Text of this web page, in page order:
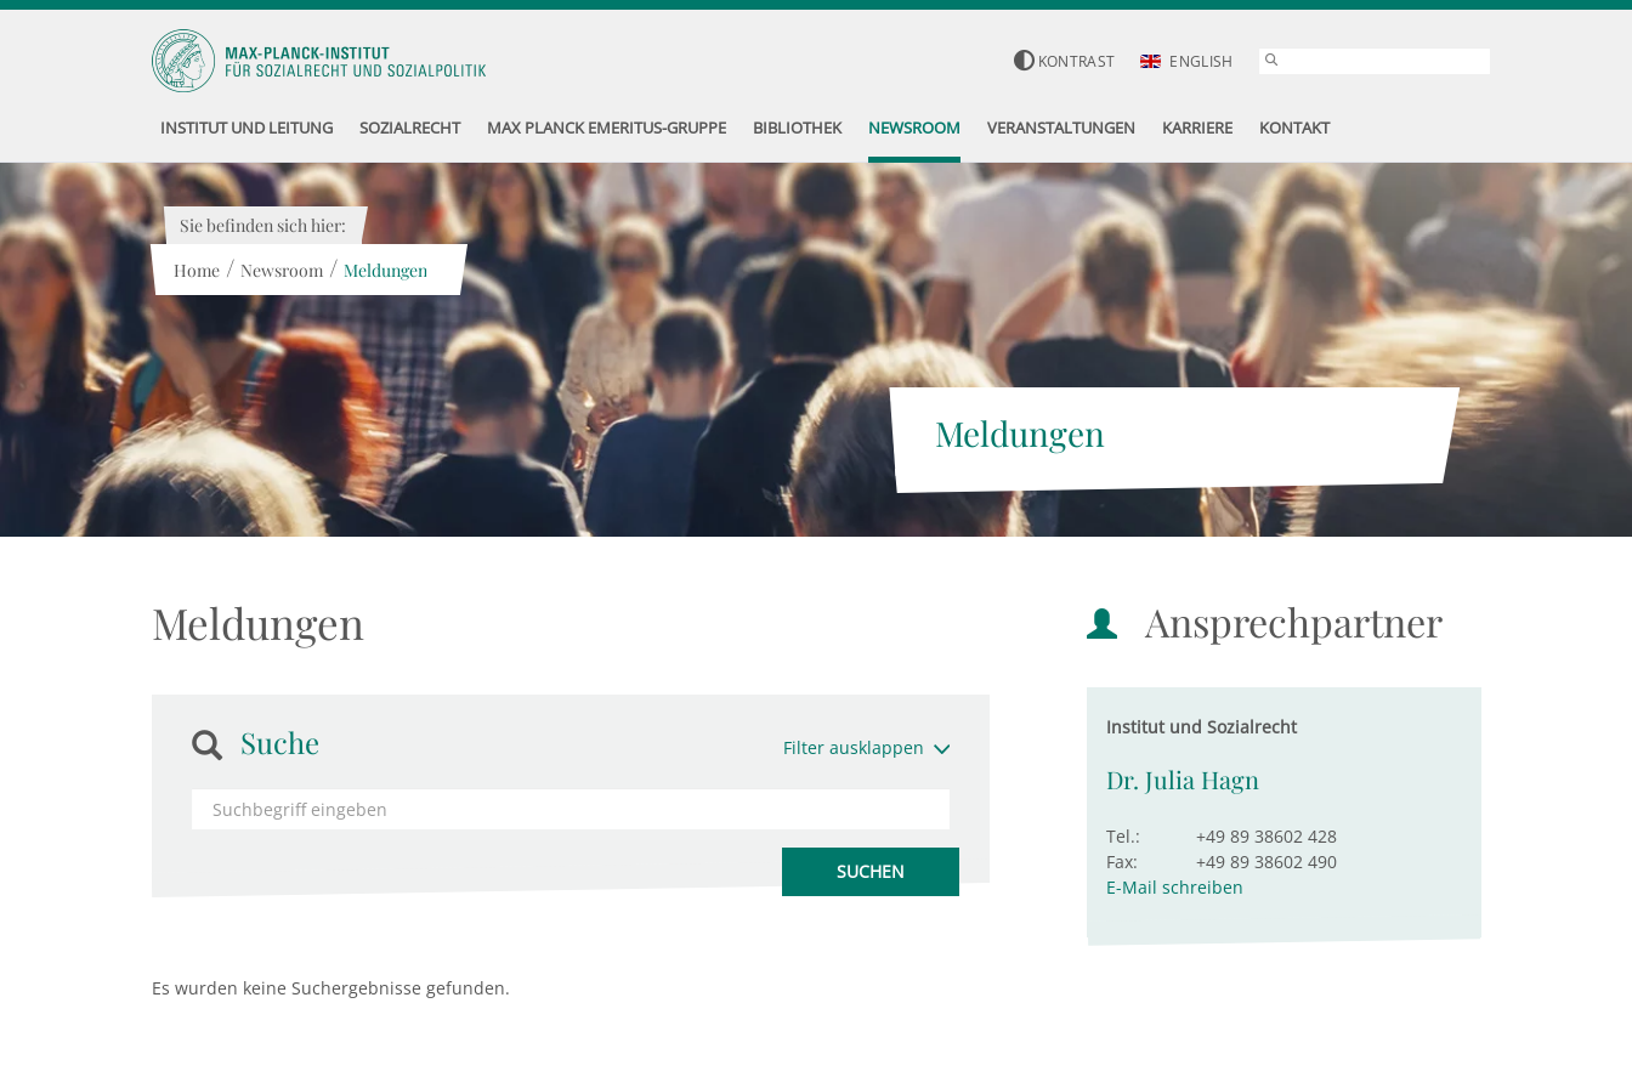
KONTRAST ENGLISH
INSTITUT UND LEITUNG SOZIALRECHT MAX PLANCK EMERITUS-GRUPPE BIBLIOTHEK NEWSROOM VERANSTALTUNGEN KARRIERE KONTAKT
Meldungen
Sie befinden sich hier:
Home / Newsroom / Meldungen
Meldungen
Suche Filter ausklappen
Es wurden keine Suchergebnisse gefunden.
Ansprechpartner
Institut und Sozialrecht
Dr. Julia Hagn
Tel.:
+49 89 38602 428
Fax:
+49 89 38602 490
E-Mail schreiben